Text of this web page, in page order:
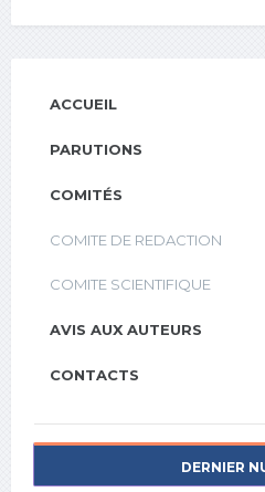
ACCUEIL
PARUTIONS
COMITÉS
COMITE DE REDACTION
COMITE SCIENTIFIQUE
AVIS AUX AUTEURS
CONTACTS
DERNIER